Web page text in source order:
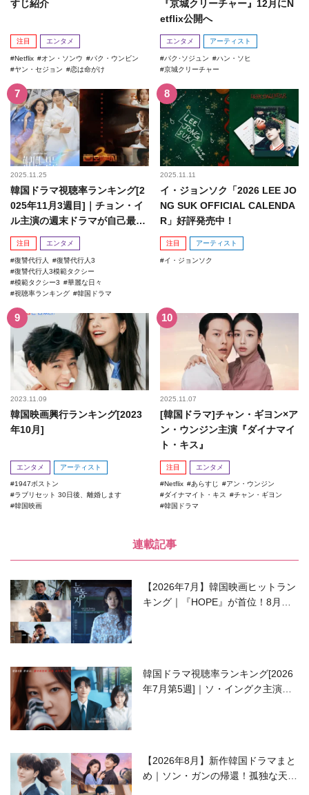
すじ紹介
注目 エンタメ
Netflix オン・ソンウ
パク・ウンビン
ヤン・セジョン
恋は命がけ
『京城クリーチャー』12月にN
etflix公開へ
エンタメ アーティスト
パク･ソジュン
ハン・ソヒ
京城クリーチャー
2025.11.25
韓国ドラマ視聴率ランキング[2
025年11月3週目]｜チョン・イ
ル主演の週末ドラマが自己最高
記録を更新！
注目 エンタメ
復讐代行人
復讐代行人3
復讐代行人3模範タクシー
模範タクシー3
華麗な日々
視聴率ランキング
韓国ドラマ
2025.11.11
イ・ジョンソク「2026 LEE JO
NG SUK OFFICIAL CALENDA
R」好評発売中！
注目 アーティスト
イ・ジョンソク
2023.11.09
韓国映画興行ランキング[2023
年10月]
エンタメ アーティスト
1947ボストン
ラブリセット 30日後、離婚します
韓国映画
2025.11.07
[韓国ドラマ]チャン・ギヨン×ア
ン・ウンジン主演『ダイナマイ
ト・キス』
注目 エンタメ
Netflix あらすじ
アン・ウンジン
ダイナマイト・キス
チャン・ギヨン
韓国ドラマ
連載記事
【2026年7月】韓国映画ヒットラン
キング｜『HOPE』が首位！8月公
韓国ドラマ視聴率ランキング[2026
年7月第5週]｜ソ・イングク主演の
【2026年8月】新作韓国ドラマまと
め｜ソン・ガンの帰還！孤独な天才